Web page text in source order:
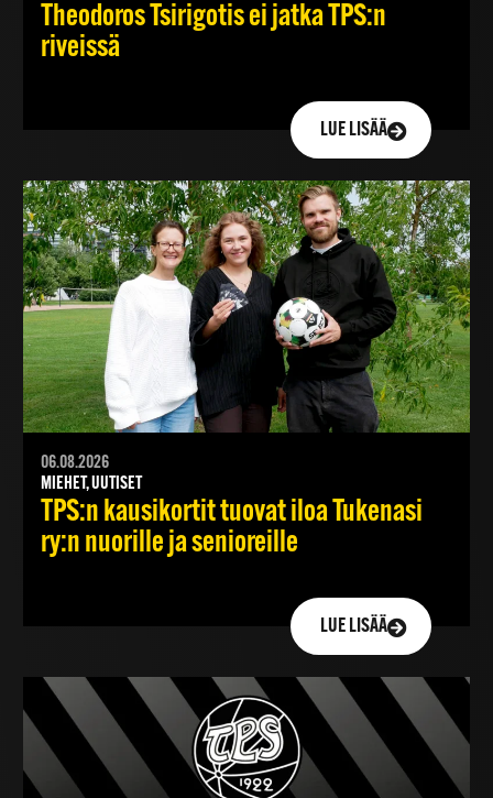
Theodoros Tsirigotis ei jatka TPS:n
riveissä
LUE LISÄÄ
06.08.2026
MIEHET, UUTISET
TPS:n kausikortit tuovat iloa Tukenasi
ry:n nuorille ja senioreille
LUE LISÄÄ